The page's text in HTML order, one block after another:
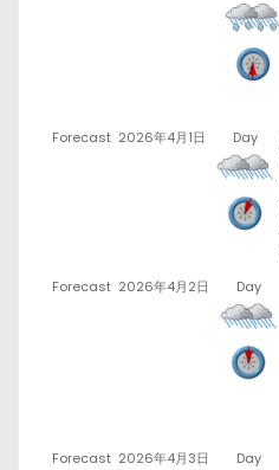
Forecast 2026年4月1日 Day
Forecast 2026年4月2日 Day
Forecast 2026年4月3日 Day